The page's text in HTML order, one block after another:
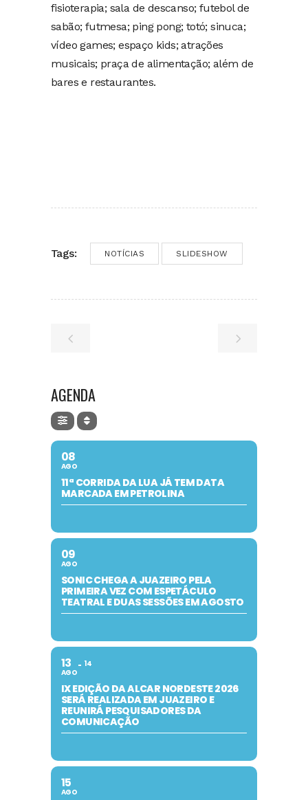
fisioterapia; sala de descanso; futebol de
sabão; futmesa; ping pong; totó; sinuca;
vídeo games; espaço kids; atrações
musicais; praça de alimentação; além de
bares e restaurantes.
Tags: NOTÍCIAS SLIDESHOW
AGENDA
08
AGO
11ª CORRIDA DA LUA JÁ TEM DATA
MARCADA EM PETROLINA
09
AGO
SONIC CHEGA A JUAZEIRO PELA
PRIMEIRA VEZ COM ESPETÁCULO
TEATRAL E DUAS SESSÕES EM AGOSTO
13
AGO
14
IX EDIÇÃO DA ALCAR NORDESTE 2026
SERÁ REALIZADA EM JUAZEIRO E
REUNIRÁ PESQUISADORES DA
COMUNICAÇÃO
15
AGO